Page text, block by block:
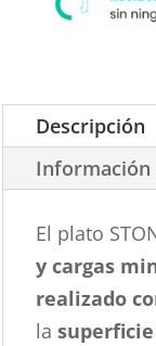
Descripción
Información
El plato
y cargas
realizado
lasuperficie